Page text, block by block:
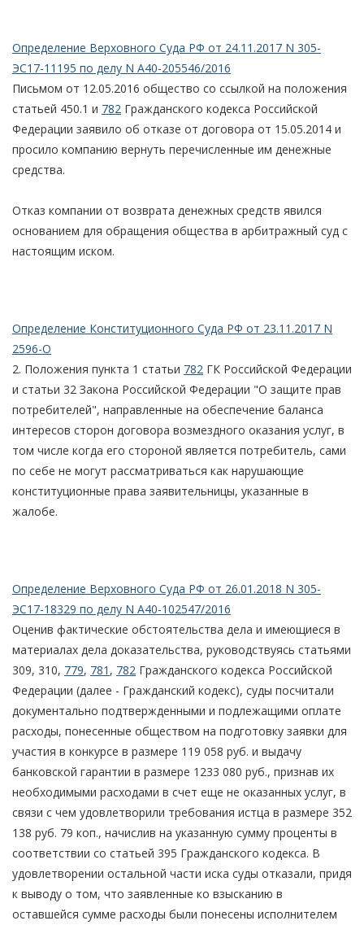
Определение Верховного Суда РФ от 24.11.2017 N 305-
ЭС17-11195 по делу N А40-205546/2016
Письмом от 12.05.2016 общество со ссылкой на положения
статьей 450.1 и 782 Гражданского кодекса Российской
Федерации заявило об отказе от договора от 15.05.2014 и
просило компанию вернуть перечисленные им денежные
средства.
Отказ компании от возврата денежных средств явился
основанием для обращения общества в арбитражный суд с
настоящим иском.
Определение Конституционного Суда РФ от 23.11.2017 N
2596-О
2. Положения пункта 1 статьи 782 ГК Российской Федерации
и статьи 32 Закона Российской Федерации "О защите прав
потребителей", направленные на обеспечение баланса
интересов сторон договора возмездного оказания услуг, в
том числе когда его стороной является потребитель, сами
по себе не могут рассматриваться как нарушающие
конституционные права заявительницы, указанные в
жалобе.
Определение Верховного Суда РФ от 26.01.2018 N 305-
ЭС17-18329 по делу N А40-102547/2016
Оценив фактические обстоятельства дела и имеющиеся в
материалах дела доказательства, руководствуясь статьями
309, 310, 779, 781 , 782 Гражданского кодекса Российской
Федерации (далее - Гражданский кодекс), суды посчитали
документально подтвержденными и подлежащими оплате
расходы, понесенные обществом на подготовку заявки для
участия в конкурсе в размере 119 058 руб. и выдачу
банковской гарантии в размере 1233 080 руб., признав их
необходимыми расходами в счет еще не оказанных услуг, в
связи с чем удовлетворили требования истца в размере 352
138 руб. 79 коп., начислив на указанную сумму проценты в
соответствии со статьей 395 Гражданского кодекса. В
удовлетворении остальной части иска суды отказали, придя
к выводу о том, что заявленные ко взысканию в
оставшейся сумме расходы были понесены исполнителем